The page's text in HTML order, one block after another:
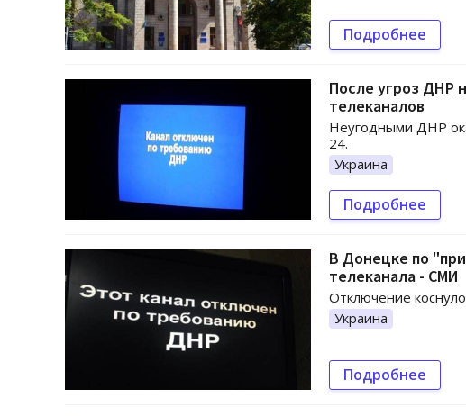
Подробнее
После угроз ДНР
телеканалов
Неугодными ДНР
24.
Украина
Подробнее
В Донецке по
телеканала - СМИ
Отключение
Украина
Подробнее